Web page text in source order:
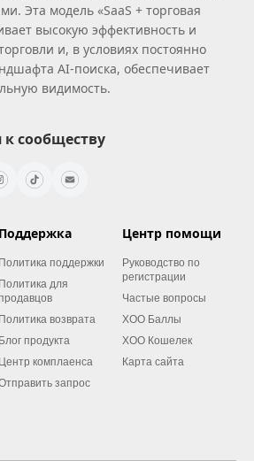
Эта модель «SaaS + торговая
высокую эффективность и
и, в условиях постоянно
AI‑поиска, обеспечивает
видимость.
сообществу
Поддержка
Политика поддержки
Политика для
Политика возврата
Блог продукта
Центр комплаенса
запрос
Центр помощи
Руководство по
регистрации
Частые вопросы
XOO Баллы
XOO Кошелек
Карта сайта